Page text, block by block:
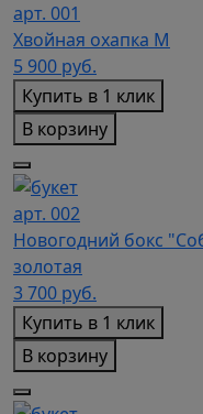
арт. 001
Хвойная охапка M
5 900 руб.
Купить в 1 клик
В корзину
арт. 002
Новогодний бокс
золотая
3 700 руб.
Купить в 1 клик
В корзину